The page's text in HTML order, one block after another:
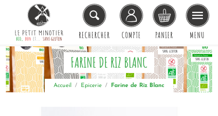
RECHERCHER COMPTE PANIER MENU
FARINE DE RIZ BLANC
Accueil Epicerie Farine de Riz Blanc